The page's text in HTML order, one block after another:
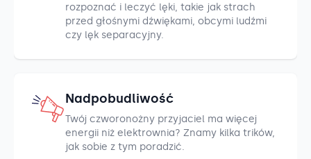
rozpoznać i leczyć lęki, takie jak strach
przed głośnymi dźwiękami, obcymi ludźmi
czy lęk separacyjny.
Nadpobudliwość
Twój czworonożny przyjaciel ma więcej
energii niż elektrownia? Znamy kilka trików,
jak sobie z tym poradzić.